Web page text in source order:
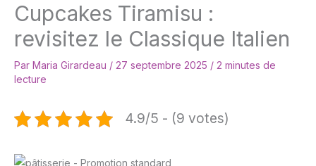
Cupcakes Tiramisu :
revisitez le Classique Italien
Par Maria Girardeau / 27 septembre 2025 / 2 minutes de
lecture
4.9/5 - (9 votes)